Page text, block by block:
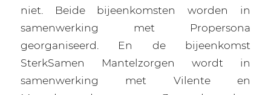
niet. Beide bijeenkomsten worden in
samenwerking met Propersona
georganiseerd. En de bijeenkomst
SterkSamen Mantelzorgen wordt in
samenwerking met Vilente en